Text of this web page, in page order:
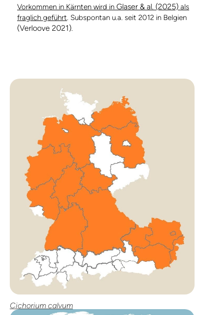
Vorkommen in Kärnten wird in Glaser & al. (2025) als
fraglich geführt. Subspontan u.a. seit 2012 in Belgien
(Verloove 2021).
Cichorium calvum